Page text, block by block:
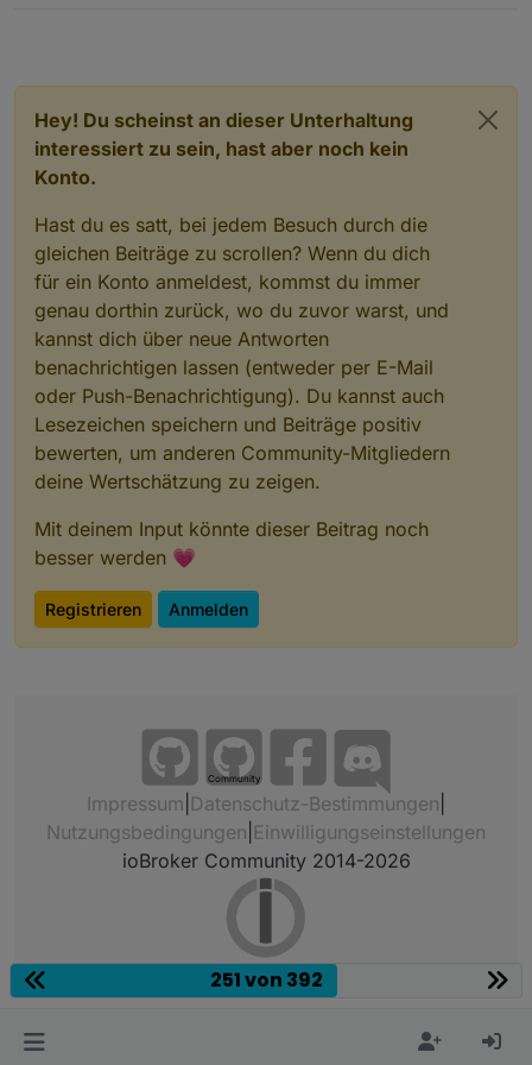
Auslesung und Anzeige der Datenpunkte in den Griff
kriegen kann.
Aktualisierungsintervalls genommen. Dadurch ist
sichergestellt, dass ein eindeutiger Wert =0 oder
>0 in pregard bzw. psurplus steht. Nachteil ist,
dass eventuelle Änderungen des
werden und es daher zu Ungenauigkeiten
kommt, wenn man die Leistungsmesswerte z.B.
zur Berechnung der Arbeit benutzen möchte.
Modifikation der Mittelwertbildung im Adapter
für alle realtime Datenpunkte in der Weise, dass
wenn pregard bzw. psurplus während eines
Aktualisierungsintervalls mindestens 1-mal auf 0
geht, wird der letzte Messwert des
Aktualisierungsintervalls statt des Mittelwerts
genommen. So ist sichergestellt, dass am Ende
des Aktualisierungsintervalls ein eindeutiger
Wert =0 oder >0 in pregard bzw. psurplus steht.
Nachteil ist dabei, dass sich dadurch
(s.o.) ergeben- wenn auch geringere.
Hey! Du scheinst an dieser Unterhaltung
interessiert zu sein, hast aber noch kein
Konto.
Hast du es satt, bei jedem Besuch durch die
gleichen Beiträge zu scrollen? Wenn du dich
für ein Konto anmeldest, kommst du immer
genau dorthin zurück, wo du zuvor warst, und
kannst dich über neue Antworten
benachrichtigen lassen (entweder per E-Mail
oder Push-Benachrichtigung). Du kannst auch
Lesezeichen speichern und Beiträge positiv
bewerten, um anderen Community-Mitgliedern
deine Wertschätzung zu zeigen.
Mit deinem Input könnte dieser Beitrag noch
besser werden 💗
Registrieren Anmelden
Community
Impressum Datenschutz-Bestimmungen
Nutzungsbedingungen Einwilligungseinstellungen
ioBroker Community 2014-2026
251 von 392